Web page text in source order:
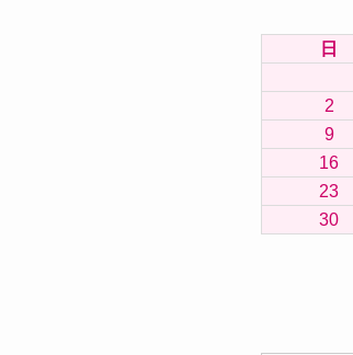
日
2
9
16
23
30